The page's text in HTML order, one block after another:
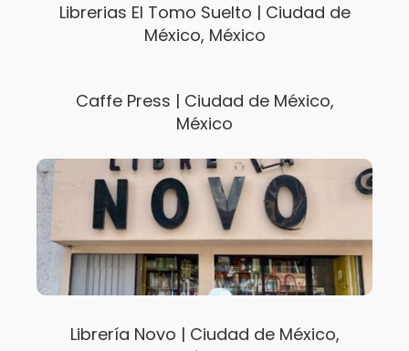
Librerias El Tomo Suelto | Ciudad de
México, México
Caffe Press | Ciudad de México,
México
Librería Novo | Ciudad de México,